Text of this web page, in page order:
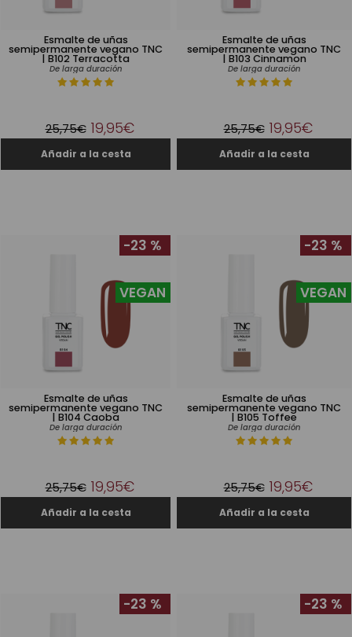
Esmalte de uñas
semipermanente vegano TNC
| B102 Terracotta
De larga duración
25,75€ 19,95€
Esmalte de uñas
semipermanente vegano TNC
| B103 Cinnamon
De larga duración
25,75€ 19,95€
Esmalte de uñas
semipermanente vegano TNC
| B104 Caoba
De larga duración
VEGAN
-23 %
25,75€ 19,95€
Esmalte de uñas
semipermanente vegano TNC
| B105 Toffee
De larga duración
VEGAN
-23 %
25,75€ 19,95€
-23 % -23 %